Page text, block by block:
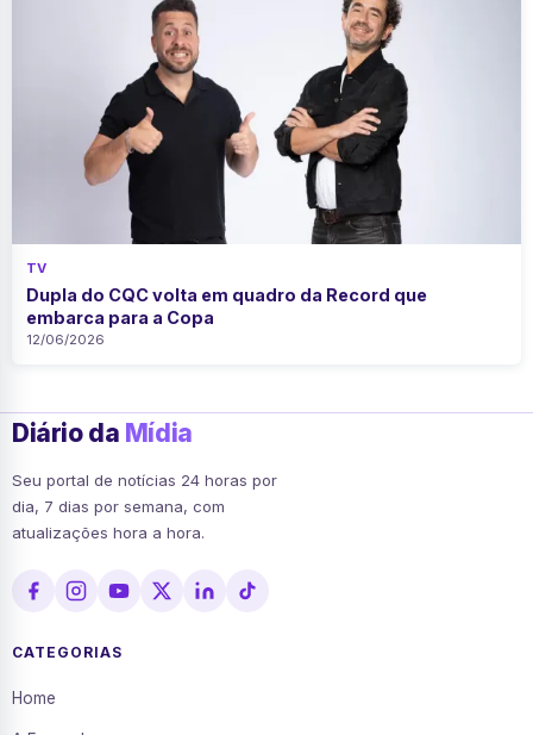
TV
Dupla do CQC volta em quadro da Record que
embarca para a Copa
12/06/2026
Diário da Mídia
Seu portal de notícias 24 horas por
dia, 7 dias por semana, com
atualizações hora a hora.
CATEGORIAS
Home